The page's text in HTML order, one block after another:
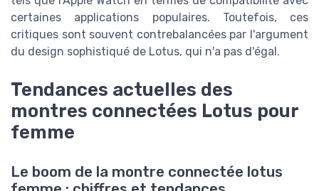
certaines applications populaires. Toutefois, ces
critiques sont souvent contrebalancées par l'argument
du design sophistiqué de Lotus, qui n'a pas d'égal.
Tendances actuelles des
montres connectées Lotus pour
femme
Le boom de la montre connectée lotus